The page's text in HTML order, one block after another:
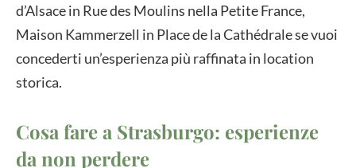
d’Alsace in Rue des Moulins nella Petite France,
Maison Kammerzell in Place de la Cathédrale se vuoi
concederti un’esperienza più raffinata in location
storica.
Cosa fare a Strasburgo: esperienze
da non perdere